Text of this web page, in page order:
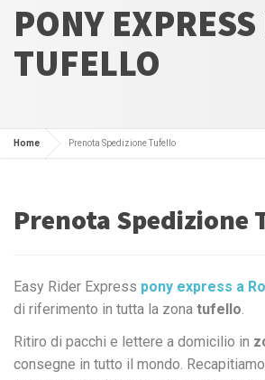
PONY
TUFELLO
Home Prenota Spedizione Tufello
Prenota Spedizione
Easy Rider Express pony express a
di riferimento in tutta la zona tufello.
Ritiro di pacchi e lettere a domicilio in
consegne in tutto il mondo.